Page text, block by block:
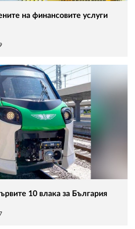
на финансовите услуги
10 влака за България